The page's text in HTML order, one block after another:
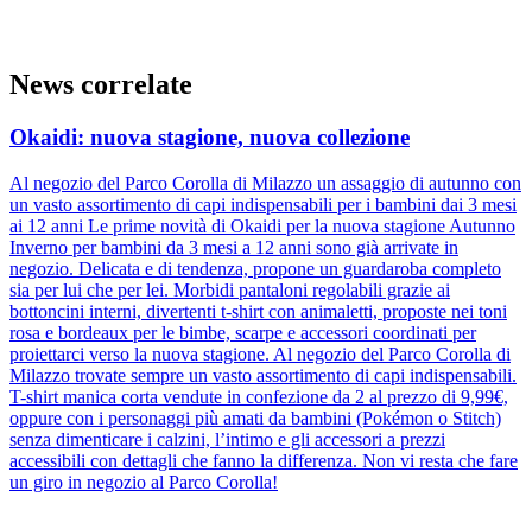
News correlate
Okaidi: nuova stagione, nuova collezione
Al negozio del Parco Corolla di Milazzo un assaggio di autunno con
un vasto assortimento di capi indispensabili per i bambini dai 3 mesi
ai 12 anni Le prime novità di Okaidi per la nuova stagione Autunno
Inverno per bambini da 3 mesi a 12 anni sono già arrivate in
negozio. Delicata e di tendenza, propone un guardaroba completo
sia per lui che per lei. Morbidi pantaloni regolabili grazie ai
bottoncini interni, divertenti t-shirt con animaletti, proposte nei toni
rosa e bordeaux per le bimbe, scarpe e accessori coordinati per
proiettarci verso la nuova stagione. Al negozio del Parco Corolla di
Milazzo trovate sempre un vasto assortimento di capi indispensabili.
T-shirt manica corta vendute in confezione da 2 al prezzo di 9,99€,
oppure con i personaggi più amati da bambini (Pokémon o Stitch)
senza dimenticare i calzini, l’intimo e gli accessori a prezzi
accessibili con dettagli che fanno la differenza. Non vi resta che fare
un giro in negozio al Parco Corolla!